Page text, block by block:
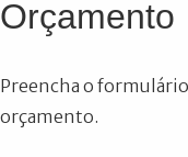
Orçamento
Preencha o
orçamento.